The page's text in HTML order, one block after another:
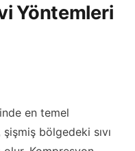
Yöntemleri
en temel
bölgedeki sıvı